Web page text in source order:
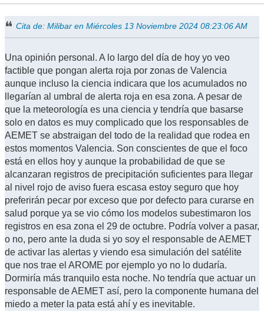
Cita de: Milibar en Miércoles 13 Noviembre 2024 08:23:06 AM
Una opinión personal. A lo largo del día de hoy yo veo
factible que pongan alerta roja por zonas de Valencia
aunque incluso la ciencia indicara que los acumulados no
llegarían al umbral de alerta roja en esa zona. A pesar de
que la meteorología es una ciencia y tendría que basarse
solo en datos es muy complicado que los responsables de
AEMET se abstraigan del todo de la realidad que rodea en
estos momentos Valencia. Son conscientes de que el foco
está en ellos hoy y aunque la probabilidad de que se
alcanzaran registros de precipitación suficientes para llegar
al nivel rojo de aviso fuera escasa estoy seguro que hoy
preferirán pecar por exceso que por defecto para curarse en
salud porque ya se vio cómo los modelos subestimaron los
registros en esa zona el 29 de octubre. Podría volver a pasar,
o no, pero ante la duda si yo soy el responsable de AEMET
de activar las alertas y viendo esa simulación del satélite
que nos trae el AROME por ejemplo yo no lo dudaría.
Dormiría más tranquilo esta noche. No tendría que actuar un
responsable de AEMET así, pero la componente humana del
miedo a meter la pata está ahí y es inevitable.